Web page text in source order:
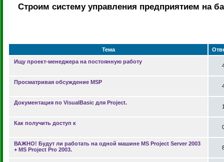
Строим систему управления предприятием на
Тема
Ищу проект-менеджера на постоянную работу
Просматривая обсуждение MSP
Документация по VisualBasic для Project.
Как получить доступ к
ВАЖНО! Будут ли работать на одной машине MS Project Server 2003
+ MS Project Pro 2003.